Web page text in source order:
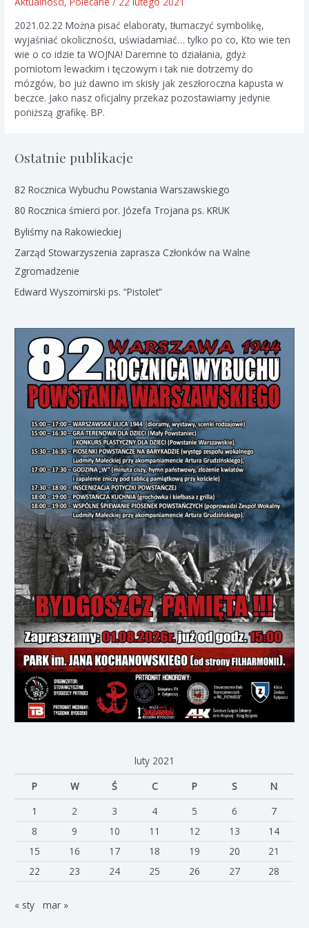
2021.02.22 Można pisać elaboraty, tłumaczyć symbolikę,
wyjaśniać okoliczności, uświadamiać… tylko po co, Kto wie ten
wie o co idzie ta WOJNA! Daremne to działania, gdyż
pomiotom lewackim i tęczowym i tak nie dotrzemy do
mózgów, bo już dawno im skisły jak zeszłoroczna kapusta w
beczce. Jako nasz oficjalny przekaz pozostawiamy jedynie
poniższą grafikę. BP.
Ostatnie publikacje
82 Rocznica Wybuchu Powstania Warszawskiego
80 Rocznica śmierci por. Józefa Trojana ps. KRUK
Byliśmy na Rakowieckiej
Zarząd Stowarzyszenia zaprasza Członków na Walne
Zgromadzenie
Edward Wyszomirski ps. “Pistolet”
luty 2021
P
W Ś C P S
N
1
2 3 4 5 6
7
8
9 10 11 12 13
14
15
16 17 18 19 20
21
22
23 24 25 26 27 28
« sty mar »